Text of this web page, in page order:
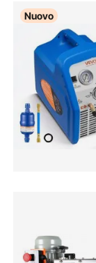
macchine del
macchina
macchine
migliore
macchina
Nuovo